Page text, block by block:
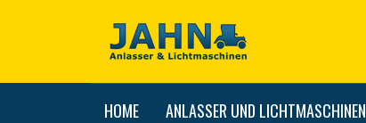
HOME ANLASSER UND LICHTMASCHINEN